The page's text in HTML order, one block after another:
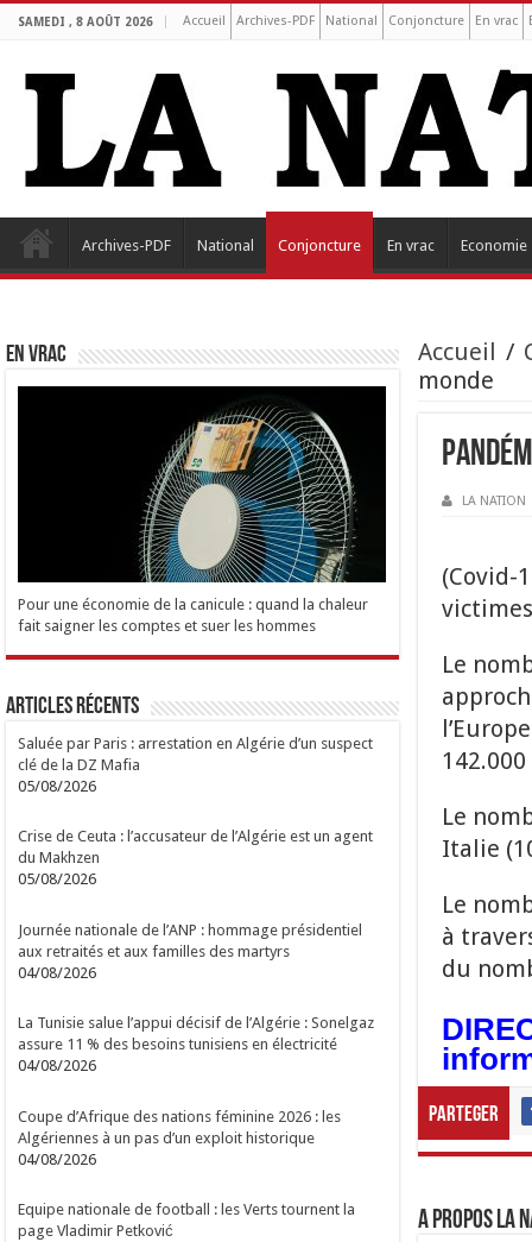
SAMEDI , 8 AOÛT 2026 Accueil Archives-PDF National Conjoncture En vrac
Archives-PDF National Conjoncture En vrac Economie
Accueil /
monde
LA NATION
(Covid-
Le
142.000
Le
Italie
Le
à
du
Parteger
A propos LA
EN VRAC
Pour une économie de la canicule : quand la chaleur
fait saigner les comptes et suer les hommes
Articles Récents
Saluée par Paris : arrestation en Algérie d’un suspect
clé de la DZ Mafia
05/08/2026
Crise de Ceuta : l’accusateur de l’Algérie est un agent
du Makhzen
05/08/2026
Journée nationale de l’ANP : hommage présidentiel
aux retraités et aux familles des martyrs
04/08/2026
La Tunisie salue l’appui décisif de l’Algérie : Sonelgaz
assure 11 % des besoins tunisiens en électricité
04/08/2026
Coupe d’Afrique des nations féminine 2026 : les
Algériennes à un pas d’un exploit historique
04/08/2026
Equipe nationale de football : les Verts tournent la
page Vladimir Petković